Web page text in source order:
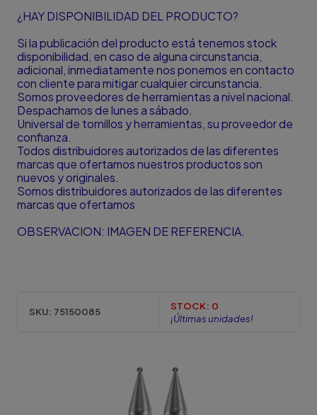
¿HAY DISPONIBILIDAD DEL PRODUCTO?
Si la publicación del producto está tenemos stock
disponibilidad, en caso de alguna circunstancia,
adicional, inmediatamente nos ponemos en contacto
con cliente para mitigar cualquier circunstancia.
Somos proveedores de herramientas a nivel nacional.
Despachamos de lunes a sábado.
Universal de tornillos y herramientas, su proveedor de
confianza.
Todos distribuidores autorizados de las diferentes
marcas que ofertamos nuestros productos son
nuevos y originales.
Somos distribuidores autorizados de las diferentes
marcas que ofertamos
OBSERVACION: IMAGEN DE REFERENCIA.
SKU: 75150085 STOCK: 0
¡Últimas unidades!